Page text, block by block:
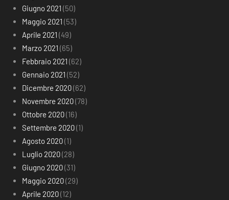
Giugno 2021 (50)
Maggio 2021 (53)
Aprile 2021 (49)
Marzo 2021 (65)
Febbraio 2021 (62)
Gennaio 2021 (52)
Dicembre 2020(62)
Novembre 2020(78)
Ottobre 2020(16)
Settembre 2020(1)
Agosto 2020(1)
Luglio 2020(28)
Giugno 2020(31)
Maggio 2020(29)
Aprile 2020(12)